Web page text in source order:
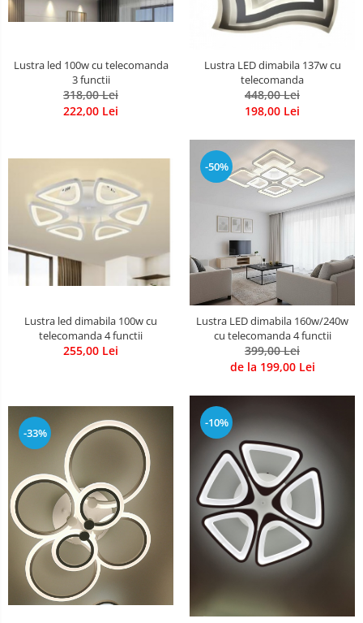
Lustra led 100w cu telecomanda
3 functii
318,00 Lei
222,00 Lei
Lustra LED dimabila 137w cu
telecomanda
448,00 Lei
198,00 Lei
Lustra led dimabila 100w cu
telecomanda 4 functii
255,00 Lei
-50%
Lustra LED dimabila 160w/240w
cu telecomanda 4 functii
399,00 Lei
de la 199,00 Lei
-33%
-10%